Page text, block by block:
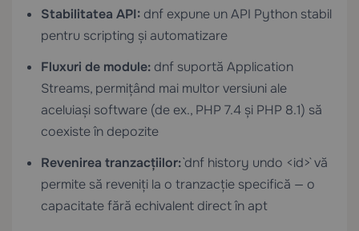
Stabilitatea API: dnf expune un API Python stabil
pentru scripting și automatizare
Fluxuri de module: dnf suportă Application
Streams, permițând mai multor versiuni ale
aceluiași software (de ex., PHP 7.4 și PHP 8.1) să
coexiste în depozite
Revenirea tranzacțiilor:`dnf history undo <id>` vă
permite să reveniți la o tranzacție specifică — o
capacitate fără echivalent direct în apt